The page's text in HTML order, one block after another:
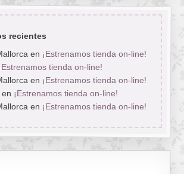
recientes
en ¡Estrenamos tienda on-line!
tienda on-line!
en ¡Estrenamos tienda on-line!
¡Estrenamos tienda on-line!
en ¡Estrenamos tienda on-line!